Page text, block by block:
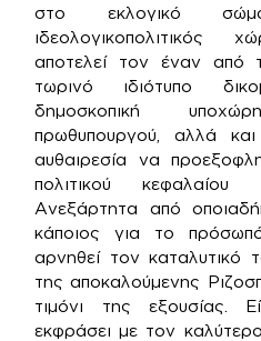
στο εκλογικό
ιδεολογικοπολιτικός
αποτελεί τον έναν από
τωρινό ιδιότυπο
δημοσκοπική
πρωθυπουργού, αλλά
αυθαιρεσία να
πολιτικού
Ανεξάρτητα από
κάποιος για το
αρνηθεί τον καταλυτικό
της αποκαλούμενης
τιμόνι της εξουσίας.
εκφράσει με τον